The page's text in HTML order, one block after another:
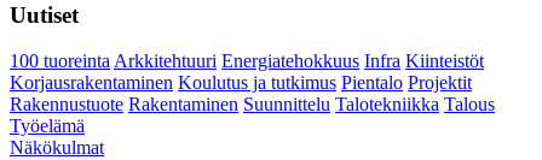
Uutiset
100 tuoreintaArkkitehtuuri Energiatehokkuus Infra Kiinteistöt
Korjausrakentaminen Koulutus ja tutkimus Pientalo Projektit
Rakennustuote Rakentaminen Suunnittelu Talotekniikka Talous
Työelämä
Näkökulmat